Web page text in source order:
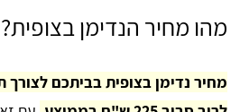
מהו מחיר הנדימן בצופית?
מחיר נדימן בצופית בביתכם לצורך